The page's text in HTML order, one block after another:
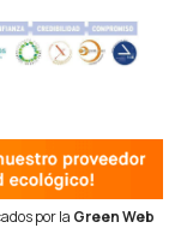
por la Green Web